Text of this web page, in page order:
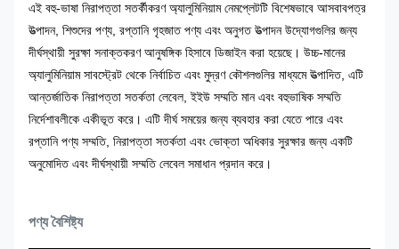
এই বহু-ভাষা নিরাপত্তা সতর্কীকরণ অ্যালুমিনিয়াম নেমপ্লেটটি বিশেষভাবে আসবাবপত্র
উত্পাদন, শিশুদের পণ্য, রপ্তানি গৃহজাত পণ্য এবং অনুগত উত্পাদন উদ্যোগগুলির জন্য
দীর্ঘস্থায়ী সুরক্ষা সনাক্তকরণ আনুষঙ্গিক হিসাবে ডিজাইন করা হয়েছে। উচ্চ-মানের
অ্যালুমিনিয়াম সাবস্ট্রেট থেকে নির্বাচিত এবং মুদ্রণ কৌশলগুলির মাধ্যমে উত্পাদিত, এটি
আন্তর্জাতিক নিরাপত্তা সতর্কতা লেবেল, ইইউ সম্মতি মান এবং বহুভাষিক সম্মতি
নির্দেশাবলীকে একীভূত করে। এটি দীর্ঘ সময়ের জন্য ব্যবহার করা যেতে পারে এবং
রপ্তানি পণ্য সম্মতি, নিরাপত্তা সতর্কতা এবং ভোক্তা অধিকার সুরক্ষার জন্য একটি
অনুমোদিত এবং দীর্ঘস্থায়ী সম্মতি লেবেল সমাধান প্রদান করে।
পণ্য বৈশিষ্ট্য